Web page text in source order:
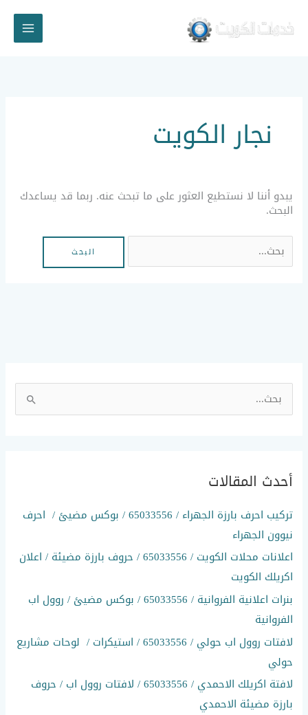
المحتوى
نجار الكويت
يبدو أننا لا نستطيع العثور على ما تبحث عنه. ربما قد يساعدك
البحث.
ل
ث
ن
:
أحدث المقالات
تركيب احرف بارزة الجهراء / 65033556 / بوكس مضيئ / احرف
نيوون الجهراء
اعلانات محلات الكويت / 65033556 / حروف بارزة مضيئة / اعلان
اكريلك الكويت
بنرات اعلانية الفروانية / 65033556 / بوكس مضيئ / روول اب
الفروانية
لافتات روول اب حولي / 65033556 / استيكرات / لوحات مشاريع
حولي
لافتة اكريلك الاحمدي / 65033556 / لافتات روول اب / حروف
بارزة مضيئة الاحمدي